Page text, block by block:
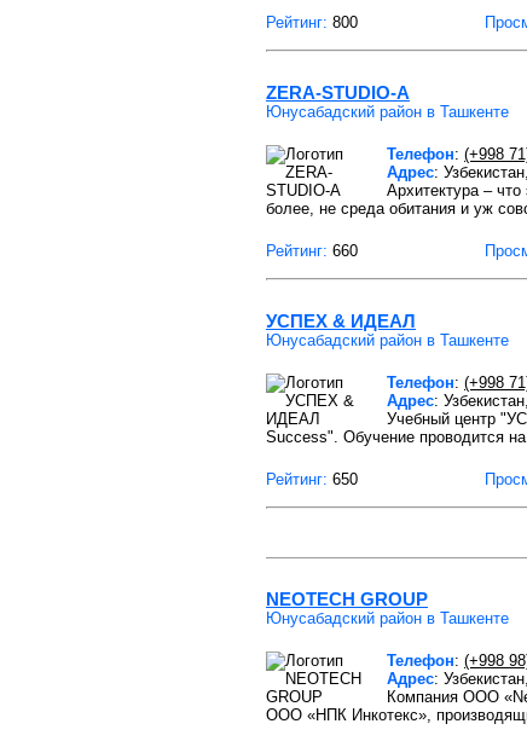
Рейтинг: 800
ZERA-STUDIO-A
Юнусабадский район в Ташкенте
Телефон: (+998
Адрес:
Архитектура –
более, не среда обитания и уж
Рейтинг: 660
УСПЕХ & ИДЕАЛ
Юнусабадский район в Ташкенте
Телефон: (+998
Адрес:
Учебный центр
Success". Обучение проводится
Рейтинг: 650
NEOTECH GROUP
Юнусабадский район в Ташкенте
Телефон: (+998
Адрес:
Компания ООО
ООО «НПК Инкотекс»,